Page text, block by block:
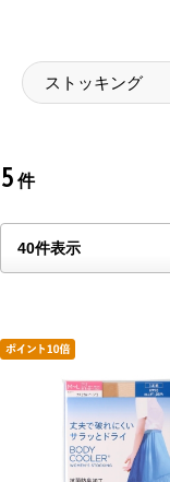
ストッキング
5 件